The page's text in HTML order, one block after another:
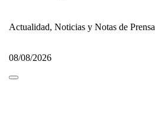
Actualidad, Noticias y Notas de Prensa
08/08/2026